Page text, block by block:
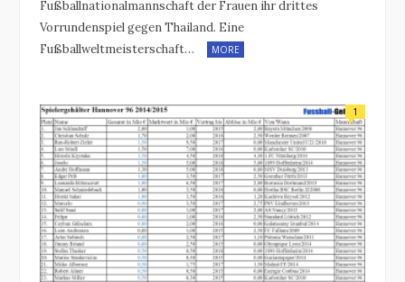
Fußballnationalmannschaft der Frauen ihr drittes
Vorrundenspiel gegen Thailand. Eine
Fußballweltmeisterschaft…
MORE
1